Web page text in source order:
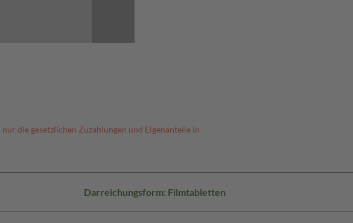
die gesetzlichen Zuzahlungen und Eigenanteile in
Darreichungsform: Filmtabletten